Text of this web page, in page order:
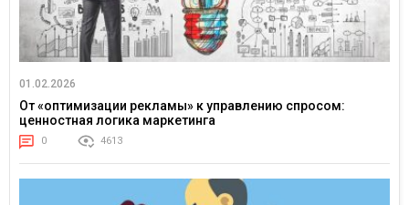
01.02.2026
От «оптимизации рекламы» к управлению спросом:
ценностная логика маркетинга
0 4613